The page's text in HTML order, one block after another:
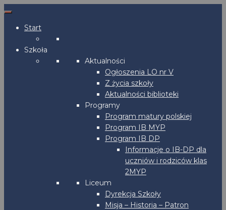
Start
Szkoła
Aktualności
Ogłoszenia LO nr V
Z życia szkoły
Aktualności biblioteki
Programy
Program matury polskiej
Program IB MYP
Program IB DP
Informacje o IB-DP dla
uczniów i rodziców klas
2MYP
Liceum
Dyrekcja Szkoły
Misja – Historia – Patron